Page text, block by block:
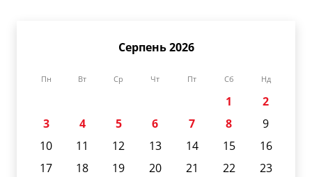
Серпень 2026
Пн Вт Ср Чт Пт Сб Нд
1
2
3
4 5 6 7 8
9
10
11 12 13 14 15
16
17
18 19 20 21 22
23